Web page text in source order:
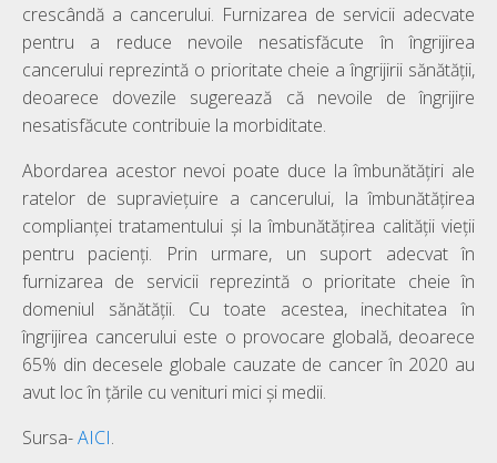
crescândă a cancerului. Furnizarea de servicii adecvate
pentru a reduce nevoile nesatisfăcute în îngrijirea
cancerului reprezintă o prioritate cheie a îngrijirii sănătății,
deoarece dovezile sugerează că nevoile de îngrijire
nesatisfăcute contribuie la morbiditate.
Abordarea acestor nevoi poate duce la îmbunătățiri ale
ratelor de supraviețuire a cancerului, la îmbunătățirea
complianței tratamentului și la îmbunătățirea calității vieții
pentru pacienți. Prin urmare, un suport adecvat în
furnizarea de servicii reprezintă o prioritate cheie în
domeniul sănătății. Cu toate acestea, inechitatea în
îngrijirea cancerului este o provocare globală, deoarece
65% din decesele globale cauzate de cancer în 2020 au
avut loc în țările cu venituri mici și medii.
Sursa-AICI.